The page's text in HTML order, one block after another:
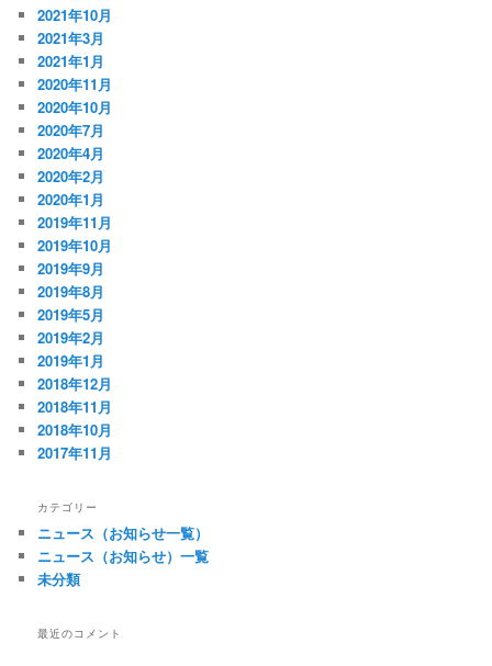
2021年10月
2021年3月
2021年1月
2020年11月
2020年10月
2020年7月
2020年4月
2020年2月
2020年1月
2019年11月
2019年10月
2019年9月
2019年8月
2019年5月
2019年2月
2019年1月
2018年12月
2018年11月
2018年10月
2017年11月
カテゴリー
ニュース（お知らせ一覧）
ニュース（お知らせ）一覧
未分類
最近のコメント